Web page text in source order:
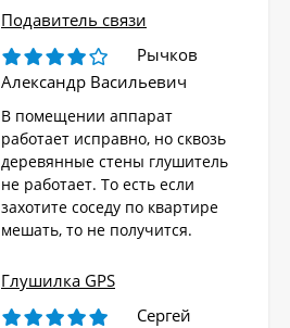
Подавитель связи
Рычков
Александр Васильевич
В помещении аппарат
работает исправно, но сквозь
деревянные стены глушитель
не работает. То есть если
захотите соседу по квартире
мешать, то не получится.
Глушилка GPS
Сергей